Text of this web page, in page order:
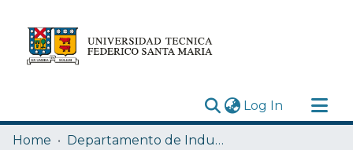
Log In (current)
Research Outputs
Home
Departamento de Industrias